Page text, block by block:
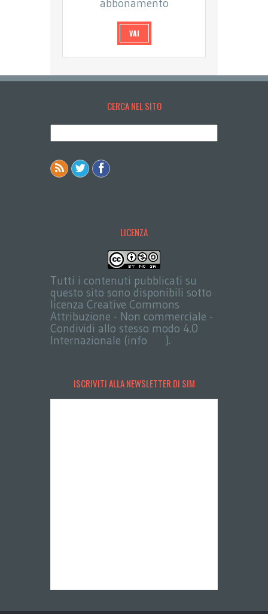
abbonamento
VAI
CERCA NEL SITO
LICENZA
Tutti i contenuti pubblicati su
questo sito sono disponibili sotto
licenza Creative Commons
Attribuzione - Non commerciale -
Condividi allo stesso modo 4.0
Internazionale (info
).
ISCRIVITI ALLA NEWSLETTER DI SIM